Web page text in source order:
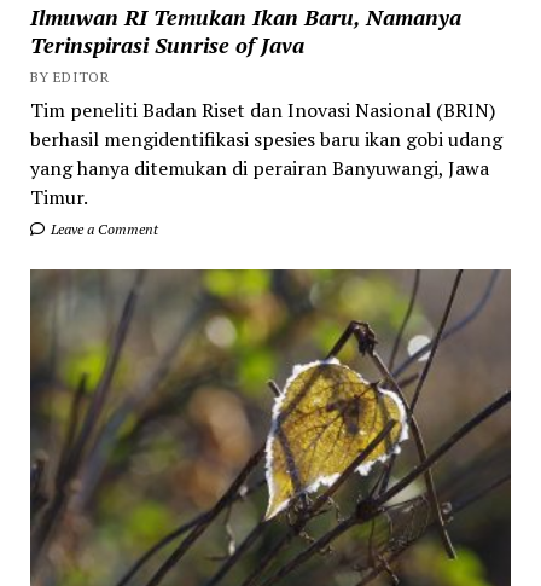
Ilmuwan RI Temukan Ikan Baru, Namanya
Terinspirasi Sunrise of Java
BY EDITOR
Tim peneliti Badan Riset dan Inovasi Nasional (BRIN)
berhasil mengidentifikasi spesies baru ikan gobi udang
yang hanya ditemukan di perairan Banyuwangi, Jawa
Timur.
Leave a Comment